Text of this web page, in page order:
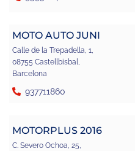
MOTO AUTO JUNI
Calle de la Trepadella, 1,
08755 Castellbisbal,
Barcelona
937711860
MOTORPLUS 2016
C. Severo Ochoa, 25,